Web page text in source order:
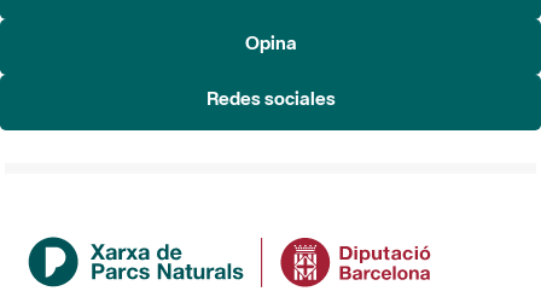
Opina
Redes sociales